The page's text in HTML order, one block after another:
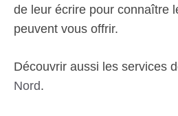
de leur écrire pour connaître
peuvent vous offrir.
Découvrir aussi les services
Nord.